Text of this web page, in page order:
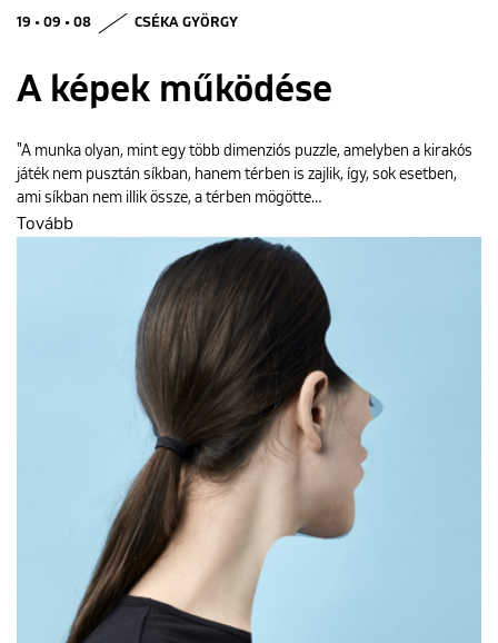
19 • 09 • 08 CSÉKA GYÖRGY
A képek működése
"A munka olyan, mint egy több dimenziós puzzle, amelyben a kirakós
játék nem pusztán síkban, hanem térben is zajlik, így, sok esetben,
ami síkban nem illik össze, a térben mögötte…
Tovább